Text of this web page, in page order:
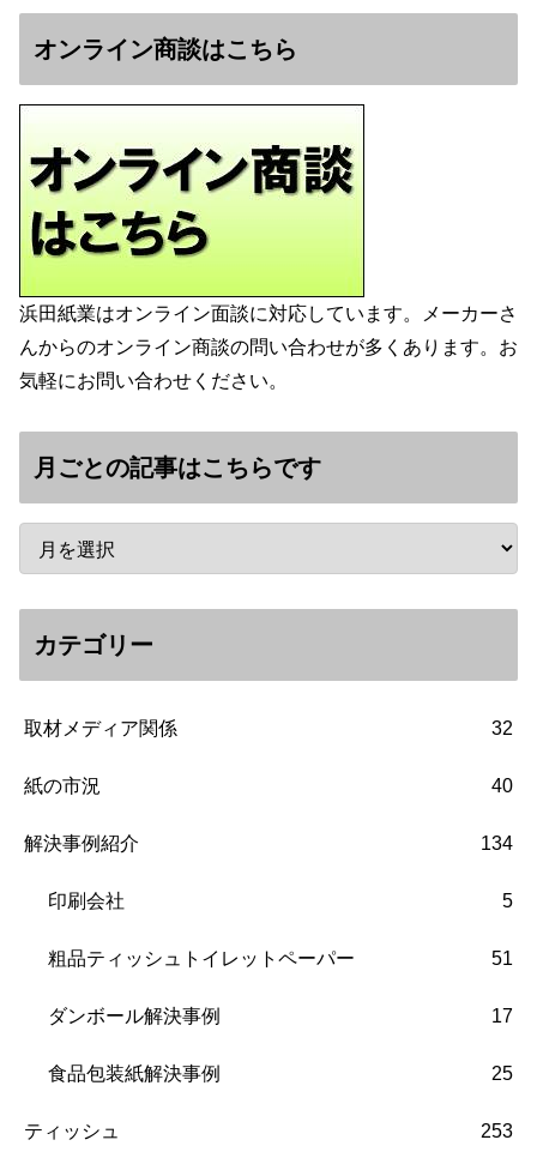
オンライン商談はこちら
浜田紙業はオンライン面談に対応しています。メーカーさ
んからのオンライン商談の問い合わせが多くあります。お
気軽にお問い合わせください。
月ごとの記事はこちらです
カテゴリー
取材メディア関係 32
紙の市況 40
解決事例紹介 134
印刷会社 5
粗品ティッシュトイレットペーパー 51
ダンボール解決事例 17
食品包装紙解決事例 25
ティッシュ 253